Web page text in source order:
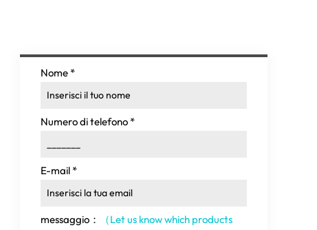
Nome *
Numero di telefono *
E-mail *
messaggio：
（Let us know which products